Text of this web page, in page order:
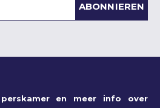
ABONNIEREN
en meer info over